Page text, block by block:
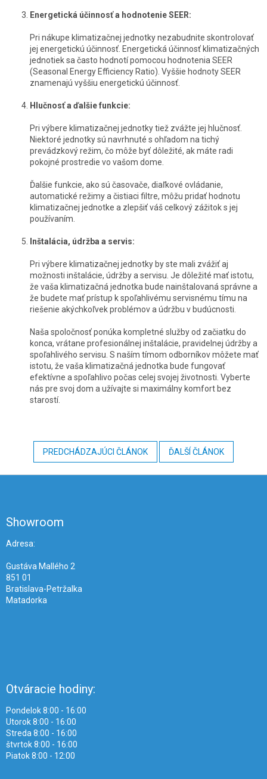
Energetická účinnosť a hodnotenie SEER:
Pri nákupe klimatizačnej jednotky nezabudnite skontrolovať
jej energetickú účinnosť. Energetická účinnosť klimatizačných
jednotiek sa často hodnotí pomocou hodnotenia SEER
(Seasonal Energy Efficiency Ratio). Vyššie hodnoty SEER
znamenajú vyššiu energetickú účinnosť.
Hlučnosť a ďalšie funkcie:
Pri výbere klimatizačnej jednotky tiež zvážte jej hlučnosť.
Niektoré jednotky sú navrhnuté s ohľadom na tichý
prevádzkový režim, čo môže byť dôležité, ak máte radi
pokojné prostredie vo vašom dome.
Ďalšie funkcie, ako sú časovače, diaľkové ovládanie,
automatické režimy a čistiaci filtre, môžu pridať hodnotu
klimatizačnej jednotke a zlepšiť váš celkový zážitok s jej
používaním.
Inštalácia, údržba a servis:
Pri výbere klimatizačnej jednotky by ste mali zvážiť aj
možnosti inštalácie, údržby a servisu. Je dôležité mať istotu,
že vaša klimatizačná jednotka bude nainštalovaná správne a
že budete mať prístup k spoľahlivému servisnému tímu na
riešenie akýchkoľvek problémov a údržbu v budúcnosti.
Naša spoločnosť ponúka kompletné služby od začiatku do
konca, vrátane profesionálnej inštalácie, pravidelnej údržby a
spoľahlivého servisu. S naším tímom odborníkov môžete mať
istotu, že vaša klimatizačná jednotka bude fungovať
efektívne a spoľahlivo počas celej svojej životnosti. Vyberte
nás pre svoj dom a užívajte si maximálny komfort bez
starostí.
PREDCHÁDZAJÚCI ČLÁNOK ĎALŠÍ ČLÁNOK
Showroom
Adresa:
Gustáva Mallého 2
851 01
Bratislava-Petržalka
Matadorka
Otváracie hodiny:
Pondelok 8:00 - 16:00
Utorok 8:00 - 16:00
Streda 8:00 - 16:00
štvrtok 8:00 - 16:00
Piatok 8:00 - 12:00